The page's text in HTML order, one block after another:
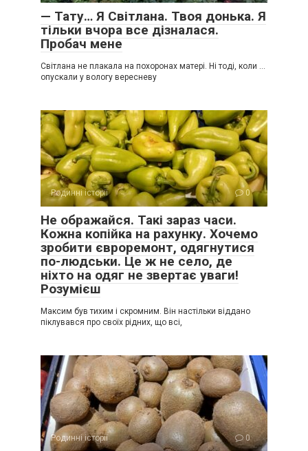
— Тату… Я Світлана. Твоя донька. Я
тільки вчора все дізналася.
Пробач мене
Світлана не плакала на похоронах матері. Ні тоді, коли …
опускали у вологу вересневу
Родинні історії 0
Не ображайся. Такі зараз часи.
Кожна копійка на рахунку. Хочемо
зробити євроремонт, одягнутися
по-людськи. Це ж не село, де
ніхто на одяг не звертає уваги!
Розумієш
Максим був тихим і скромним. Він настільки віддано
піклувався про своїх рідних, що всі,
Родинні історії 0